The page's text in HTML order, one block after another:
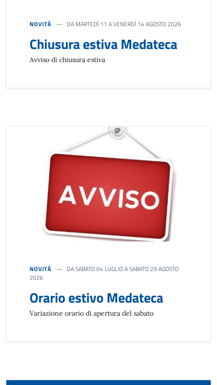
NOVITÀ DA MARTEDÌ 11 A VENERDÌ 14 AGOSTO 2026
Chiusura estiva Medateca
Avviso di chiusura estiva
NOVITÀ
DA SABATO 04 LUGLIO A SABATO 29 AGOSTO
2026
Orario estivo Medateca
Variazione orario di apertura del sabato